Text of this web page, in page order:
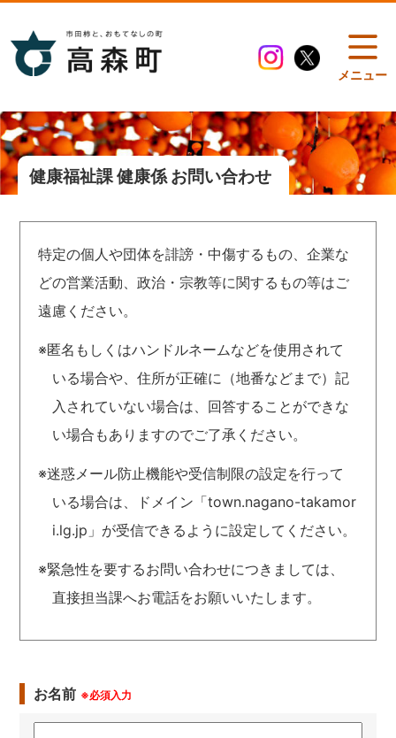
メニュー
健康福祉課 健康係 お問い合わせ
特定の個人や団体を誹謗・中傷するもの、企業な
どの営業活動、政治・宗教等に関するもの等はご
遠慮ください。
※匿名もしくはハンドルネームなどを使用されて
いる場合や、住所が正確に（地番などまで）記
入されていない場合は、回答することができな
い場合もありますのでご了承ください。
※迷惑メール防止機能や受信制限の設定を行って
いる場合は、ドメイン「town.nagano-takamor
i.lg.jp」が受信できるように設定してください。
※緊急性を要するお問い合わせにつきましては、
直接担当課へお電話をお願いいたします。
お名前 ※必須入力